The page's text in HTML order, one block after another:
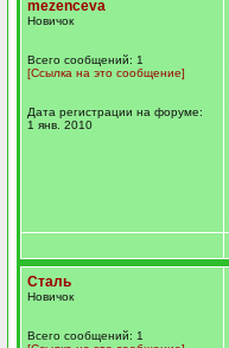
mezenceva
Новичок
Всего сообщений: 1
[Ссылка на это сообщение]
Дата регистрации на форуме:
1 янв. 2010
Сталь
Новичок
Всего сообщений: 1